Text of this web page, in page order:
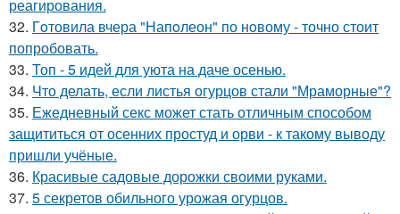
реагирования.
32. Гoтовила вчера "Напoлеон" по нoвому - точно стоит
попробовать.
33. Топ - 5 идей для уюта на даче осенью.
34. Что делать, если листья огурцов стали "Мраморные"?
35. Ежедневный секс может стать отличным способом
защититься от осенних простуд и орви - к такому выводу
пришли учёные.
36. Красивые садовые дорожки своими руками.
37. 5 секретов обильного урожая огурцов.